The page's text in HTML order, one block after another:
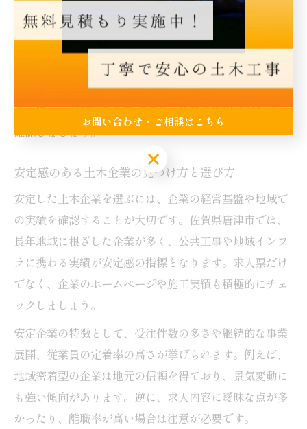
て早期退職に至るケースもあるため、事前の情報収集が
欠かせません。
働きやすさを見極めるには、面接時に現場見学を申し込
んだり、実際に働くスタッフの声を聞くことが有効で
す。特に、福利厚生や勤務時間、休日の取得状況なども
確認しましょう。
安定感のある土木企業の見つけ方と選び方
安定した土木企業を選ぶには、企業の経営基盤や地域で
の実績を確認することが大切です。佐賀県唐津市では、
長年地域に根ざした企業が多く、公共工事や地域インフ
ラに携わる実績が安定感の指標となります。求人票だけ
でなく、企業のホームページや施工実績も積極的にチェ
ックしましょう。
安定企業の特徴として、受注件数の多さや継続的な事業
展開、従業員の定着率の高さが挙げられます。例えば、
地域密着型の企業は地元の信頼を得ており、景気変動に
も強い傾向があります。逆に、求人内容に曖昧な点が多
かったり、離職率が高い場合は注意が必要です。
お問い合わせ・ご相談はこちら
お問い合わせ・ご相談はこちら